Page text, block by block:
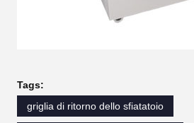
Tags:
griglia di ritorno dello sfiatatoio